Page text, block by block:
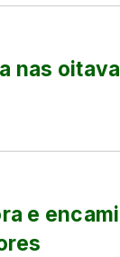
nas
e